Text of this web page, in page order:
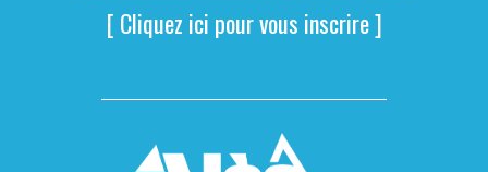
[ Cliquez ici pour vous inscrire ]